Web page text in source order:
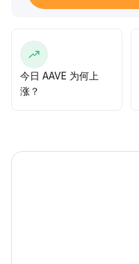
今日 AAVE 为何上
涨？